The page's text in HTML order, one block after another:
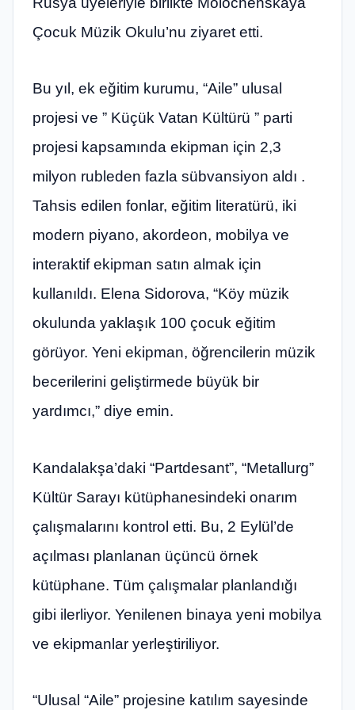
Çocuk Müzik Okulu’nu ziyaret etti.
Bu yıl, ek eğitim kurumu, “Aile” ulusal
projesi ve ” Küçük Vatan Kültürü ” parti
projesi kapsamında ekipman için 2,3
milyon rubleden fazla sübvansiyon aldı .
Tahsis edilen fonlar, eğitim literatürü, iki
modern piyano, akordeon, mobilya ve
interaktif ekipman satın almak için
kullanıldı. Elena Sidorova, “Köy müzik
okulunda yaklaşık 100 çocuk eğitim
görüyor. Yeni ekipman, öğrencilerin müzik
becerilerini geliştirmede büyük bir
yardımcı,” diye emin.
Kandalakşa’daki “Partdesant”, “Metallurg”
Kültür Sarayı kütüphanesindeki onarım
çalışmalarını kontrol etti. Bu, 2 Eylül’de
açılması planlanan üçüncü örnek
kütüphane. Tüm çalışmalar planlandığı
gibi ilerliyor. Yenilenen binaya yeni mobilya
ve ekipmanlar yerleştiriliyor.
“Ulusal “Aile” projesine katılım sayesinde